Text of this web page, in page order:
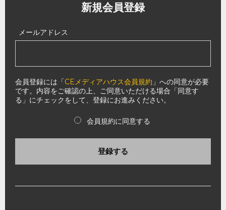
新規会員登録
メールアドレス
会員登録には「CEメディアハウス会員規約 」への同意が必要
です。内容をご確認の上、ご同意いただける場合「同意す
る」にチェックをして、登録にお進みください。
会員規約に同意する
登録する